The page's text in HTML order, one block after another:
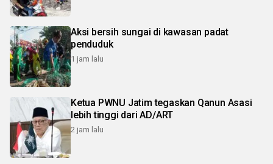
Aksi bersih sungai di kawasan padat
penduduk
1 jam lalu
Ketua PWNU Jatim tegaskan Qanun Asasi
lebih tinggi dari AD/ART
2 jam lalu